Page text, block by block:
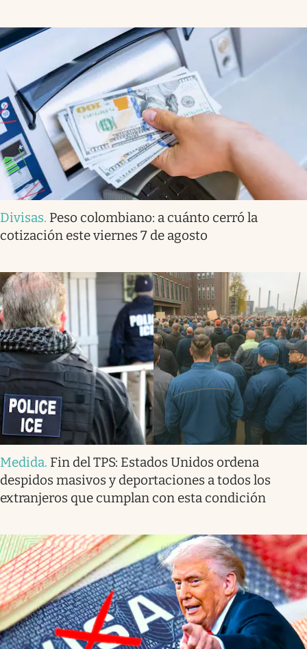
Divisas. Peso colombiano: a cuánto cerró la
cotización este viernes 7 de agosto
Medida. Fin del TPS: Estados Unidos ordena
despidos masivos y deportaciones a todos los
extranjeros que cumplan con esta condición